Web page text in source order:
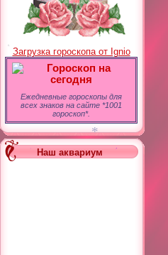
Загрузка гороскопа от Ignio
Гороскоп на
сегодня
Ежедневные гороскопы для
всех знаков на сайте *1001
гороскоп*.
Наш аквариум